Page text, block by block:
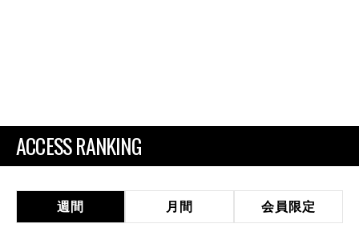
ACCESS RANKING
週間 月間 会員限定